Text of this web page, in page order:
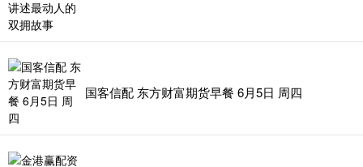
国客信配 东方财富期货早餐 6月5日 周四